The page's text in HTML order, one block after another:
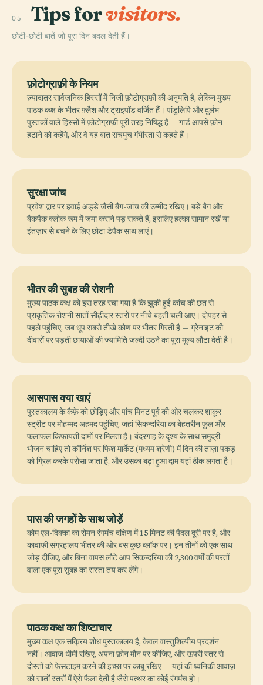
05 Tips forvisitors.
छोटी-छोटी बातें जो पूरा दिन बदल देती हैं।
फ़ोटोग्राफ़ी के नियम
ज़्यादातर सार्वजनिक हिस्सों में निजी फ़ोटोग्राफ़ी की अनुमति है, लेकिन मुख्य
पाठक कक्ष के भीतर फ़्लैश और ट्राइपॉड वर्जित हैं। पांडुलिपि और दुर्लभ
पुस्तकों वाले हिस्सों में फ़ोटोग्राफ़ी पूरी तरह निषिद्ध है — गार्ड आपसे फ़ोन
हटाने को कहेंगे, और वे यह बात सचमुच गंभीरता से कहते हैं।
सुरक्षा जांच
प्रवेश द्वार पर हवाई अड्डे जैसी बैग-जांच की उम्मीद रखिए। बड़े बैग और
बैकपैक क्लोक रूम में जमा कराने पड़ सकते हैं, इसलिए हल्का सामान रखें या
इंतज़ार से बचने के लिए छोटा डेपैक साथ लाएं।
भीतर की सुबह की रोशनी
मुख्य पाठक कक्ष को इस तरह रचा गया है कि झुकी हुई कांच की छत से
प्राकृतिक रोशनी सातों सीढ़ीदार स्तरों पर नीचे बहती चली आए। दोपहर से
पहले पहुंचिए, जब धूप सबसे तीखे कोण पर भीतर गिरती है — ग्रेनाइट की
दीवारों पर पड़ती छायाओं की ज्यामिति जल्दी उठने का पूरा मूल्य लौटा देती है।
आसपास क्या खाएं
पुस्तकालय के कैफ़े को छोड़िए और पांच मिनट पूर्व की ओर चलकर शाकूर
स्ट्रीट पर मोहम्मद अहमद पहुंचिए, जहां सिकन्दरिया का बेहतरीन फुल और
फलाफल किफ़ायती दामों पर मिलता है। बंदरगाह के दृश्य के साथ समुद्री
भोजन चाहिए तो कॉर्निश पर फिश मार्केट (मध्यम श्रेणी) में दिन की ताज़ा पकड़
को ग्रिल करके परोसा जाता है, और उसका बढ़ा हुआ दाम यहां ठीक लगता है।
पास की जगहों के साथ जोड़ें
कोम एल-दिक्का का रोमन रंगमंच दक्षिण में 15 मिनट की पैदल दूरी पर है, और
कावाफी संग्रहालय भीतर की ओर बस कुछ ब्लॉक पर। इन तीनों को एक साथ
जोड़ दीजिए, और बिना वापस लौटे आप सिकन्दरिया की 2,300 वर्षों की परतों
वाला एक पूरा सुबह का रास्ता तय कर लेंगे।
पाठक कक्ष का शिष्टाचार
मुख्य कक्ष एक सक्रिय शोध पुस्तकालय है, केवल वास्तुशिल्पीय प्रदर्शन
नहीं। आवाज़ धीमी रखिए, अपना फ़ोन मौन पर कीजिए, और ऊपरी स्तर से
दोस्तों को फ़ेसटाइम करने की इच्छा पर काबू रखिए — यहां की ध्वनिकी आवाज़
को सातों स्तरों में ऐसे फैला देती है जैसे पत्थर का कोई रंगमंच हो।